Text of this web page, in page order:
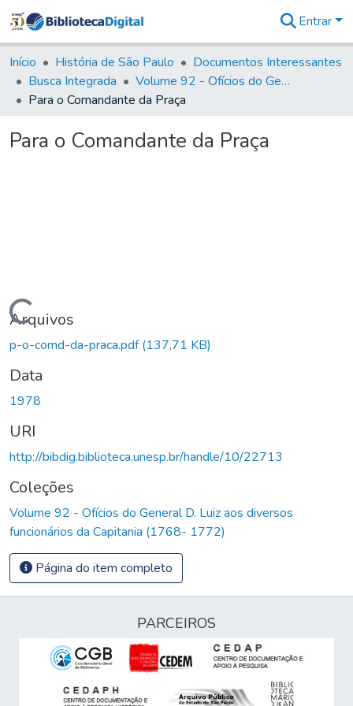
&
Coleções
Tudo na
Biblioteca
Estatísticas
Entrar
Início História de São Paulo
Documentos Interessantes
Busca Integrada
Volume 92 - Ofícios do General D. Luiz aos diversos funcionários da Capitania (1768- 1772)
Para o Comandante da Praça
Para o Comandante da Praça
Carregando...
Arquivos
p-o-comd-da-praca.pdf(137,71 KB)
Data
1978
URI
http://bibdig.biblioteca.unesp.br/handle/10/22713
Coleções
Volume 92 - Ofícios do General D. Luiz aos diversos
funcionários da Capitania (1768- 1772)
Página do item completo
PARCEIROS